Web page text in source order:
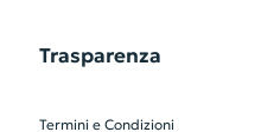
Trasparenza
Termini e Condizioni